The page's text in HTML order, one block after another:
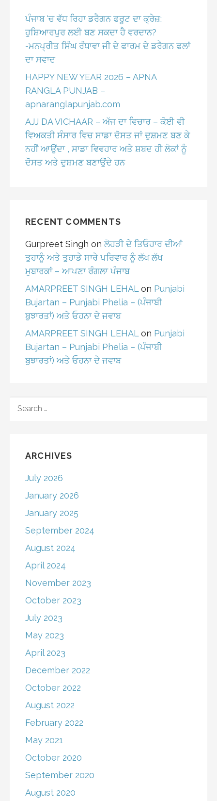
ਪੰਜਾਬ ‘ਚ ਵੱਧ ਰਿਹਾ ਡਰੈਗਨ ਫਰੂਟ ਦਾ ਕ੍ਰੇਜ਼:
ਹੁਸ਼ਿਆਰਪੁਰ ਲਈ ਬਣ ਸਕਦਾ ਹੈ ਵਰਦਾਨ?
-ਮਨਪ੍ਰੀਤ ਸਿੰਘ ਰੰਧਾਵਾ ਜੀ ਦੇ ਫਾਰਮ ਦੇ ਡਰੈਗਨ ਫਲਾਂ
ਦਾ ਸਵਾਦ
HAPPY NEW YEAR 2026 – APNA
RANGLA PUNJAB –
apnaranglapunjab.com
AJJ DA VICHAAR – ਅੱਜ ਦਾ ਵਿਚਾਰ – ਕੋਈ ਵੀ
ਵਿਅਕਤੀ ਸੰਸਾਰ ਵਿਚ ਸਾਡਾ ਦੋਸਤ ਜਾਂ ਦੁਸ਼ਮਣ ਬਣ ਕੇ
ਨਹੀਂ ਆਉਂਦਾ , ਸਾਡਾ ਵਿਵਹਾਰ ਅਤੇ ਸ਼ਬਦ ਹੀ ਲੋਕਾਂ ਨੂੰ
ਦੋਸਤ ਅਤੇ ਦੁਸ਼ਮਣ ਬਣਾਉਂਦੇ ਹਨ
RECENT COMMENTS
Gurpreet Singh on ਲੋਹੜੀ ਦੇ ਤਿਓਹਾਰ ਦੀਆਂ
ਤੁਹਾਨੂੰ ਅਤੇ ਤੁਹਾਡੇ ਸਾਰੇ ਪਰਿਵਾਰ ਨੂੰ ਲੱਖ ਲੱਖ
ਮੁਬਾਰਕਾਂ – ਆਪਣਾ ਰੰਗਲਾ ਪੰਜਾਬ
AMARPREET SINGH LEHALon Punjabi
Bujartan – Punjabi Phelia – (ਪੰਜਾਬੀ
ਬੁਝਾਰਤਾਂ) ਅਤੇ ਓਹਨਾ ਦੇ ਜਵਾਬ
AMARPREET SINGH LEHALon Punjabi
Bujartan – Punjabi Phelia – (ਪੰਜਾਬੀ
ਬੁਝਾਰਤਾਂ) ਅਤੇ ਓਹਨਾ ਦੇ ਜਵਾਬ
FOR:
ARCHIVES
July 2026
January 2026
January 2025
September 2024
August 2024
April 2024
November 2023
October 2023
July 2023
May 2023
April 2023
December 2022
October 2022
August 2022
February 2022
May 2021
October 2020
September 2020
August 2020